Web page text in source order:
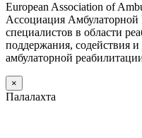
European Association of
Ассоциация
специалистов в области
поддержания, содействия
амбулаторной
×
Палалахта